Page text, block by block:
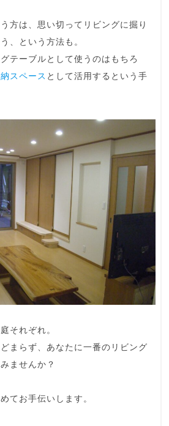
方は、思い切ってリビングに掘り
、という方法も。
テーブル として使うのはもちろ
スペース として活用するという手
それぞれ。
まらず、あなたに一番のリビング
ませんか？
てお手伝いします。